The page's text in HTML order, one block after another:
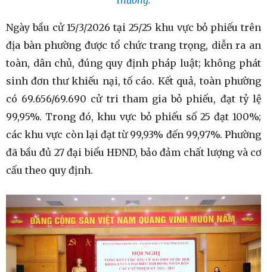
Ngày bầu cử 15/3/2026 tại 25/25 khu vực bỏ phiếu trên
địa bàn phường được tổ chức trang trọng, diễn ra an
toàn, dân chủ, đúng quy định pháp luật; không phát
sinh đơn thư khiếu nại, tố cáo. Kết quả, toàn phường
có 69.656/69.690 cử tri tham gia bỏ phiếu, đạt tỷ lệ
99,95%. Trong đó, khu vực bỏ phiếu số 25 đạt 100%;
các khu vực còn lại đạt từ 99,93% đến 99,97%. Phường
đã bầu đủ 27 đại biểu HĐND, bảo đảm chất lượng và cơ
cấu theo quy định.